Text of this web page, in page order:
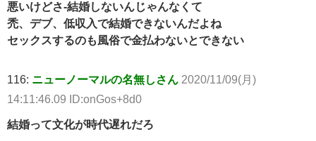
悪いけどさ-結婚しないんじゃんなくて
禿、デブ、低収入で結婚できないんだよね
セックスするのも風俗で金払わないとできない
116: ニューノーマルの名無しさん 2020/11/09(月)
14:11:46.09 ID:onGos+8d0
結婚って文化が時代遅れだろ